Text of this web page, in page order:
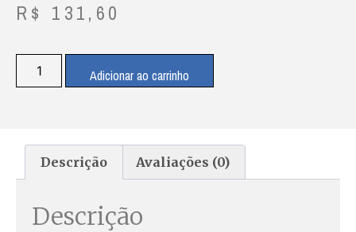
R$ 131,60
Adicionar ao carrinho
Descrição Avaliações (0)
Descrição